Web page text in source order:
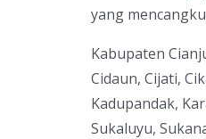
yang
Kabupaten
Cidaun, Cijati,
Kadupandak,
Sukaluyu,